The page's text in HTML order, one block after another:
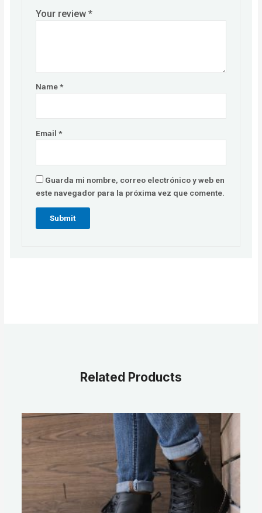
Your review*
Name*
Email*
Guarda mi nombre, correo electrónico y web en
este navegador para la próxima vez que comente.
Related Products